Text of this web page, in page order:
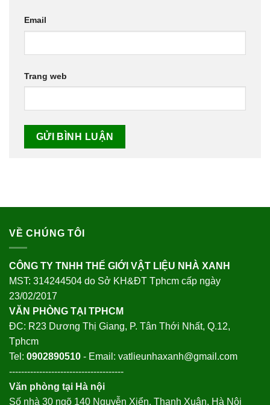
Email
Trang web
VỀ CHÚNG TÔI
CÔNG TY TNHH THẾ GIỚI VẬT LIỆU NHÀ XANH
MST: 314244504 do Sở KH&ĐT Tphcm cấp ngày
23/02/2017
VĂN PHÒNG TẠI TPHCM
ĐC: R23 Dương Thị Giang, P. Tân Thới Nhất, Q.12,
Tphcm
Tel: 0902890510 - Email: vatlieunhaxanh@gmail.com
--------------------------------------
Văn phòng tại Hà nội
Số nhà 30 ngõ 140 Nguyễn Xiển, Thanh Xuân, Hà Nội